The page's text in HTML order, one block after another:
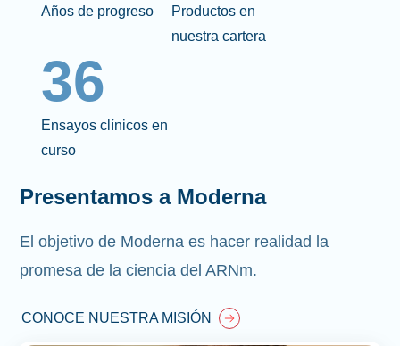
Años de progreso
Productos en
nuestra cartera
36
Ensayos clínicos en
curso
Presentamos a Moderna
El objetivo de Moderna es hacer realidad la
promesa de la ciencia del ARNm.
CONOCE NUESTRA MISIÓN